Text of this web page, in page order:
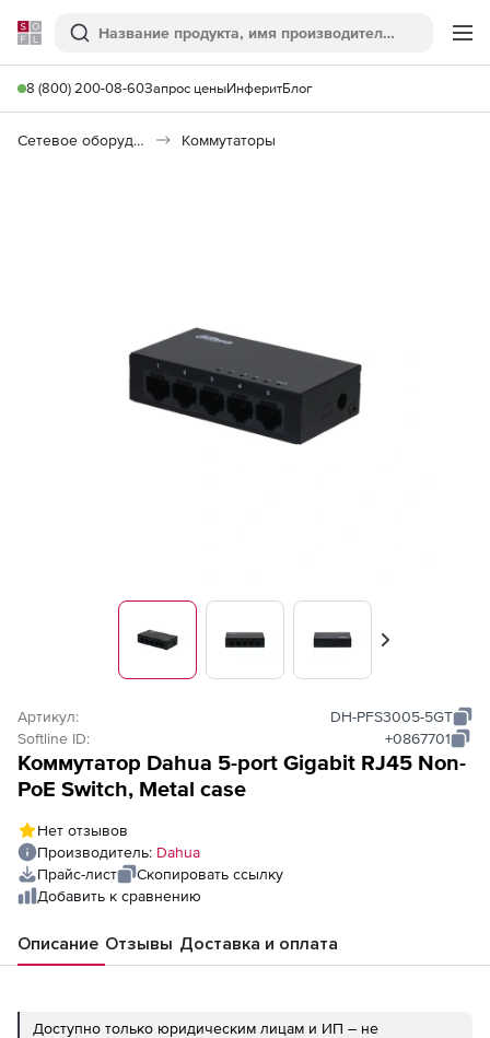
Softline
Поиск
8 (800) 200-08-60Запрос ценыИнферитБлог
Сетевое оборудование Коммутаторы
Вперед
Артикул:
DH-PFS3005-5GT
Softline ID:
+0867701
Коммутатор Dahua 5-port Gigabit RJ45 Non-
PoE Switch, Metal case
Нет отзывов
Производитель: Dahua
Прайс-лист
Скопировать ссылку
Добавить к сравнению
Описание Отзывы Доставка и оплата
Доступно только юридическим лицам и ИП – не